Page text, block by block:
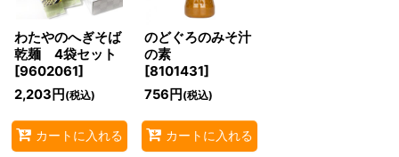
わたやのへぎそば
乾麺 4袋セット
[9602061]
2,203 円 (税込)
カートに入れる
のどぐろのみそ汁
の素
[8101431]
756 円 (税込)
カートに入れる